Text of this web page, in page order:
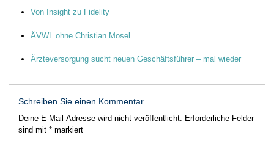
Von Insight zu Fidelity
ÄVWL ohne Christian Mosel
Ärzteversorgung sucht neuen Geschäftsführer – mal wieder
Schreiben Sie einen Kommentar
Deine E-Mail-Adresse wird nicht veröffentlicht. Erforderliche Felder
sind mit * markiert